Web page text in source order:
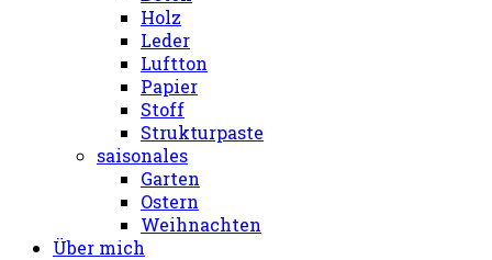
Holz
Leder
Luftton
Papier
Stoff
Strukturpaste
saisonales
Garten
Ostern
Weihnachten
Über mich